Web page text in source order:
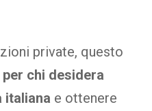
private, questo
chi desidera
italiana e ottenere